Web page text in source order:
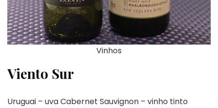
Vinhos
Viento Sur
Uruguai – uva Cabernet Sauvignon – vinho tinto